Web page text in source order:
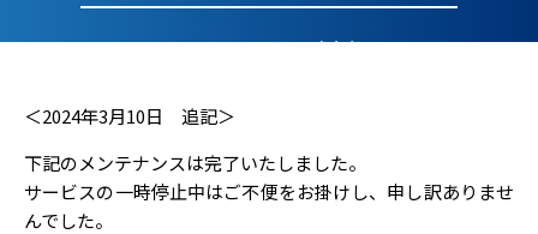
2024/02/01（木）
＜2024年3月10日 追記＞
下記のメンテナンスは完了いたしました。
サービスの一時停止中はご不便をお掛けし、申し訳ありませ
んでした。